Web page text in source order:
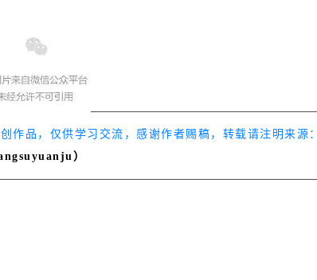
作品，仅供学习交流，感谢作者赐稿，转载请注明来源：
）